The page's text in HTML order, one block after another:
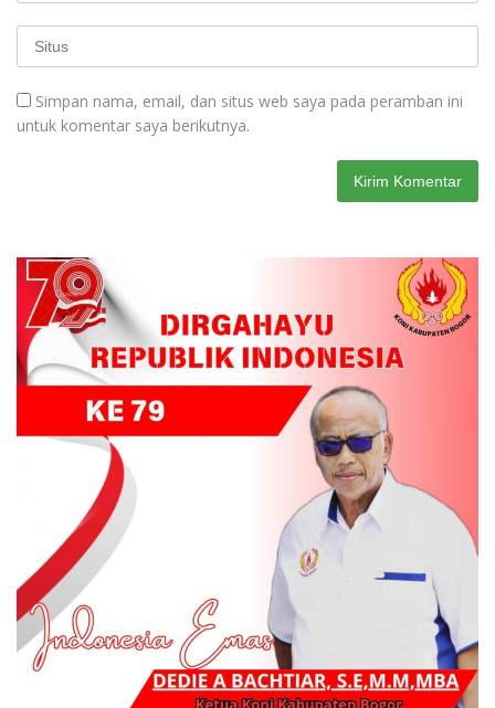
Simpan nama, email, dan situs web saya pada peramban ini
untuk komentar saya berikutnya.